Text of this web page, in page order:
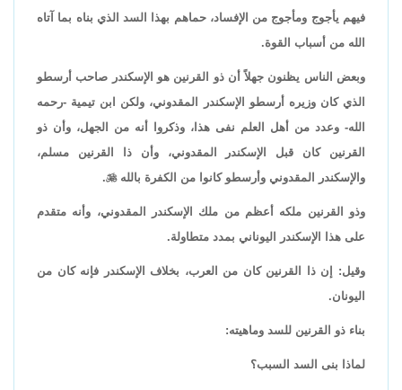
فيهم يأجوج ومأجوج من الإفساد، حماهم بهذا السد الذي بناه بما آتاه
الله من أسباب القوة.
وبعض الناس يظنون جهلاً أن ذو القرنين هو الإسكندر صاحب أرسطو
الذي كان وزيره أرسطو الإسكندر المقدوني، ولكن ابن تيمية -رحمه
الله- وعدد من أهل العلم نفى هذا، وذكروا أنه من الجهل، وأن ذو
القرنين كان قبل الإسكندر المقدوني، وأن ذا القرنين مسلم،
والإسكندر المقدوني وأرسطو كانوا من الكفرة بالله
.
وذو القرنين ملكه أعظم من ملك الإسكندر المقدوني، وأنه متقدم
على هذا الإسكندر اليوناني بمدد متطاولة.
وقيل: إن ذا القرنين كان من العرب، بخلاف الإسكندر فإنه كان من
اليونان.
بناء ذو القرنين للسد وماهيته:
لماذا بنى السد السبب؟